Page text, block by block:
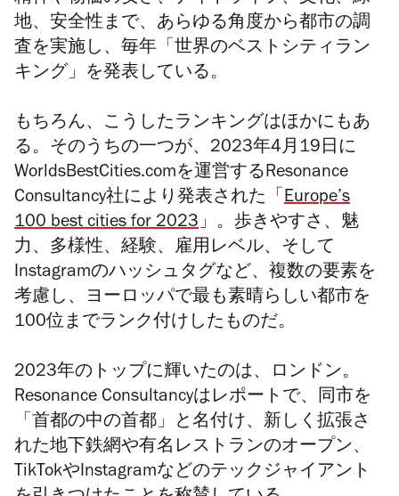
地、安全性まで、あらゆる角度から都市の調
査を実施し、毎年「 世界のベストシティラン
キング 」を発表している。
もちろん、こうしたランキングはほかにもあ
る。そのうちの一つが、2023年4月19日に
WorldsBestCities.comを運営するResonance
Consultancy社により発表された「 Europe’s
100 best cities for 2023」。 歩きやすさ、魅
力、多様性、経験、雇用レベル、そして
Instagramのハッシュタグなど、複数の要素を
考慮し、ヨーロッパで最も素晴らしい都市を
100位までランク付けしたものだ。
2023年のトップに輝いたのは、ロンドン。
Resonance Consultancyはレポートで、同市を
「首都の中の首都」と名付け、新しく拡張さ
れた地下鉄網や有名レストランのオープン、
TikTokやInstagramなどのテックジャイアント